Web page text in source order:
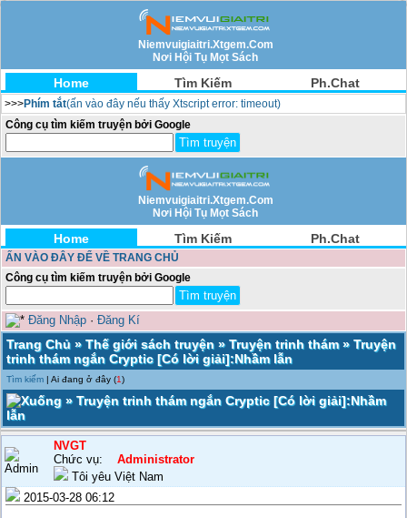
Niemvuigiaitri.Xtgem.Com
Nơi Hội Tụ Mọt Sách
Home Tìm Kiếm Ph.Chat
>>>Phím tắt(ấn vào đây nếu thấy Xtscript error: timeout)
Công cụ tìm kiếm truyện bởi Google
Niemvuigiaitri.Xtgem.Com
Nơi Hội Tụ Mọt Sách
Home Tìm Kiếm Ph.Chat
ẤN VÀO ĐÂY ĐỂ VỀ TRANG CHỦ
Công cụ tìm kiếm truyện bởi Google
Đăng Nhập · Đăng Kí
Trang Chủ » Thế giới sách truyện » Truyện trinh thám» Truyện
trinh thám ngắn Cryptic [Có lời giải]:Nhầm lẫn
Tìm kiếm | Ai đang ở đây (1)
» Truyện trinh thám ngắn Cryptic [Có lời giải]:Nhầm
lẫn
NVGT
Chức vụ: Administrator
Tôi yêu Việt Nam
2015-03-28 06:12